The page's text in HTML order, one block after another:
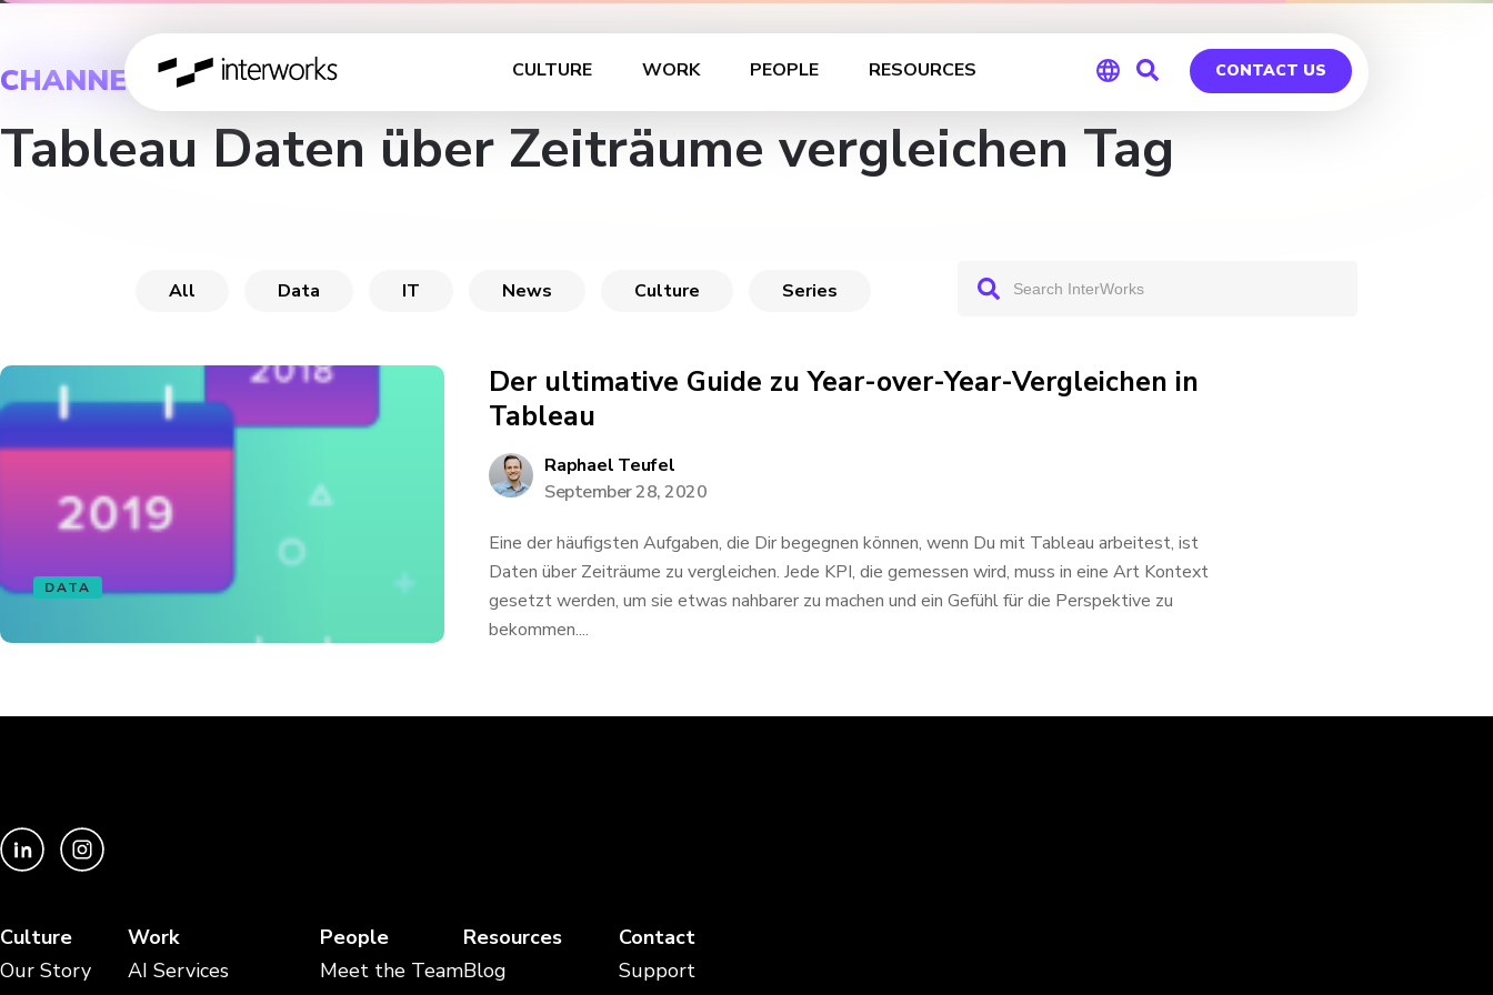
CULTURE WORK PEOPLE RESOURCES
Global
CONTACT US
CHANNEL
Tableau Daten über Zeiträume vergleichen Tag
All Data IT News Culture Series
DATA
Der ultimative Guide zu Year-over-Year-Vergleichen in
Tableau
Raphael Teufel
September 28, 2020
Eine der häufigsten Aufgaben, die Dir begegnen können, wenn Du mit Tableau arbeitest, ist
Daten über Zeiträume zu vergleichen. Jede KPI, die gemessen wird, muss in eine Art Kontext
gesetzt werden, um sie etwas nahbarer zu machen und ein Gefühl für die Perspektive zu
bekommen....
Culture
Our Story
Work
AI Services
People
Meet the Team
Resources
Blog
Contact
Support